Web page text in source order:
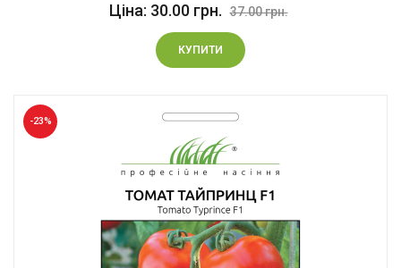
Ціна: 30.00 грн. 37.00 грн.
КУПИТИ
-23%